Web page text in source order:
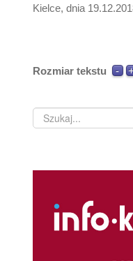
Kielce, dnia
Rozmiar tekstu
Szukaj...